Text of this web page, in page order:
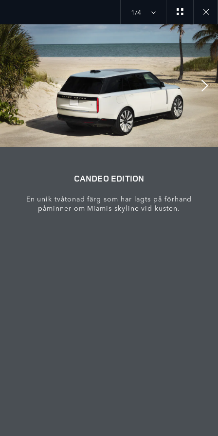
1/4
Close
gallery
CANDEO EDITION
En unik tvåtonad färg som har lagts på förhand
påminner om Miamis skyline vid kusten.